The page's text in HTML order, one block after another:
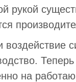
рукой
на